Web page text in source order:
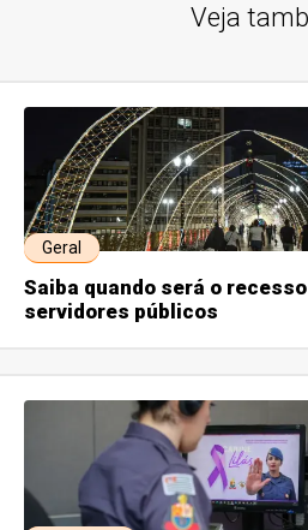
Veja
Geral
Saiba quando será o
servidores públicos